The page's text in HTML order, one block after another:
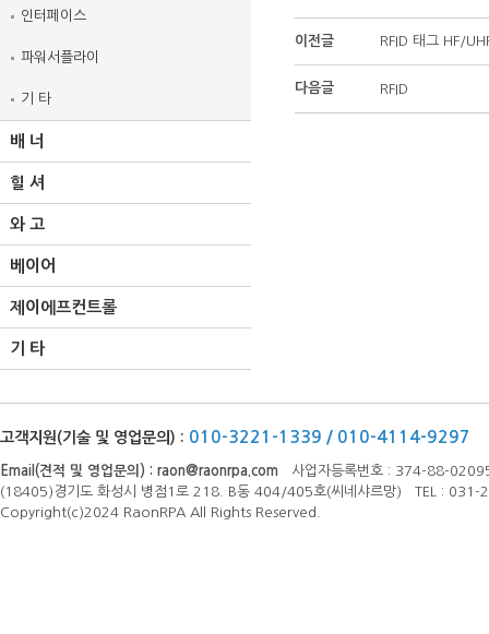
인터페이스
파워서플라이
기 타
배 너
힐 셔
와 고
베이어
제이에프컨트롤
기 타
이전글 RFID 태그 HF/
다음글 RFID
고객지원(기술 및 영업문의) : 010-3221-1339 / 010-4114-9297
Email(견적 및 영업문의) : raon@raonrpa.com 사업자등록번호 : 374-88-
(18405)경기도 화성시 병점1로 218. B동 404/405호(씨네샤르망) TEL :
Copyright(c)2024 RaonRPA All Rights Reserved.